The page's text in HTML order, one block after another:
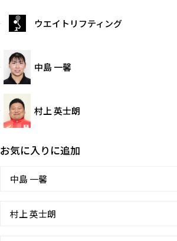
ウエイトリフティング
中島 一馨
村上 英士朗
お気に入りに追加
中島 一馨
村上 英士朗